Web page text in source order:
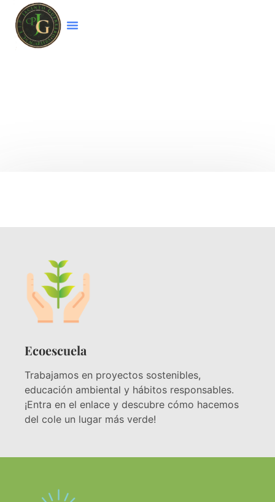
Ecoescuela
Trabajamos en proyectos sostenibles,
educación ambiental y hábitos responsables.
¡Entra en el enlace y descubre cómo hacemos
del cole un lugar más verde!